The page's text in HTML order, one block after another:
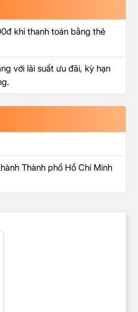
khi thanh toán bằng thẻ
với lãi suất ưu đãi, kỳ hạn
Thành phố Hồ Chí Minh